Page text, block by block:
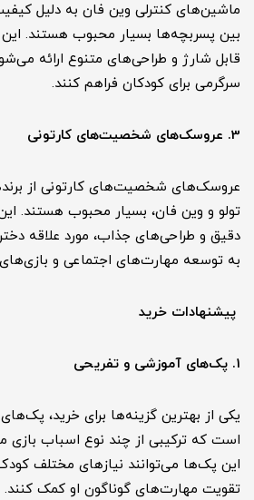
ماشین‌های کنترلی وین فان به دلیل
بین پسربچه‌ها بسیار محبوب هستند.
قابل شارژ و طراحی‌های متنوع ارائه
سرگرمی برای کودکان فراهم کنند.
3. عروسک‌های شخصیت‌های کارتونی
عروسک‌های شخصیت‌های کارتونی از
تولو و وین فان، بسیار محبوب هستند.
دقیق و طراحی‌های جذاب، مورد علاقه
به توسعه مهارت‌های اجتماعی و
پیشنهادات خرید
1. پک‌های آموزشی و تفریحی
یکی از بهترین گزینه‌ها برای خرید،
است که ترکیبی از چند نوع اسباب
این پک‌ها می‌توانند نیازهای مختلف
تقویت مهارت‌های گوناگون او کمک کنند.